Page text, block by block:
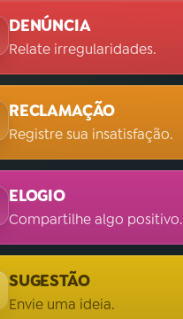
DENÚNCIA
Relate irregularidades.
RECLAMAÇÃO
Registre sua insatisfação.
ELOGIO
Compartilhe algo positivo.
SUGESTÃO
Envie uma ideia.